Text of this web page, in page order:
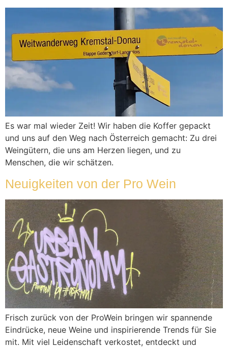
Es war mal wieder Zeit! Wir haben die Koffer gepackt
und uns auf den Weg nach Österreich gemacht: Zu drei
Weingütern, die uns am Herzen liegen, und zu
Menschen, die wir schätzen.
Neuigkeiten von der Pro Wein
Frisch zurück von der ProWein bringen wir spannende
Eindrücke, neue Weine und inspirierende Trends für Sie
mit. Mit viel Leidenschaft verkostet, entdeckt und